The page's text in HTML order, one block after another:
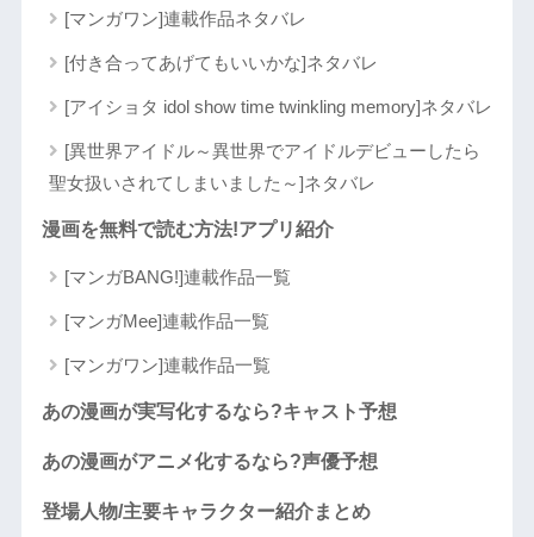
[マンガワン]連載作品ネタバレ
[付き合ってあげてもいいかな]ネタバレ
[アイショタ idol show time twinkling memory]ネタバレ
[異世界アイドル～異世界でアイドルデビューしたら
聖女扱いされてしまいました～]ネタバレ
漫画を無料で読む方法!アプリ紹介
[マンガBANG!]連載作品一覧
[マンガMee]連載作品一覧
[マンガワン]連載作品一覧
あの漫画が実写化するなら?キャスト予想
あの漫画がアニメ化するなら?声優予想
登場人物/主要キャラクター紹介まとめ